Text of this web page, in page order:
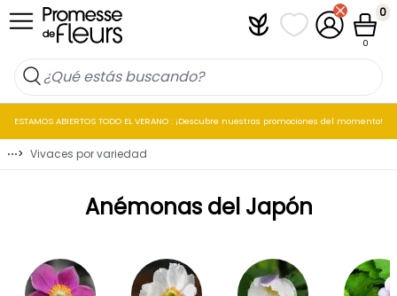
Ir al contenido PlantfitMis listas de
Mi cuenta
Cesta
0
0
ESTAMOS ABIERTOS TODO EL VERANO : ¡Descubre nuestras promociones del momento!
⋯> Vivaces por variedad
Anémonas del Japón